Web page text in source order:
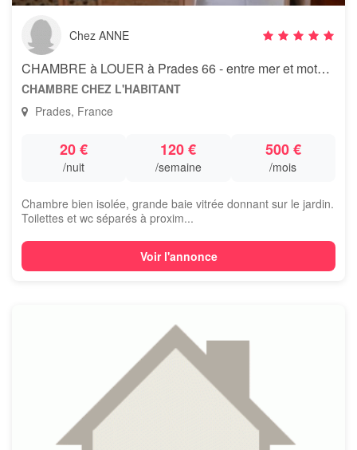
Chez ANNE
CHAMBRE à LOUER à Prades 66 - entre mer et motagne
CHAMBRE CHEZ L'HABITANT
Prades, France
20 €
/nuit
120 €
/semaine
500 €
/mois
Chambre bien isolée, grande baie vitrée donnant sur le jardin.
Toilettes et wc séparés à proxim...
Voir l'annonce